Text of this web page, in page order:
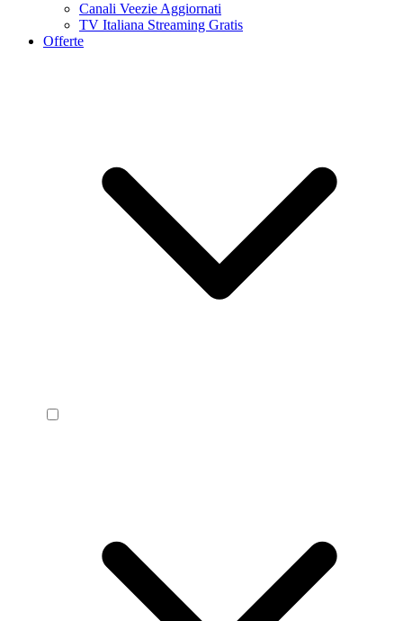
Canali Veezie Aggiornati
TV Italiana Streaming Gratis
Offerte